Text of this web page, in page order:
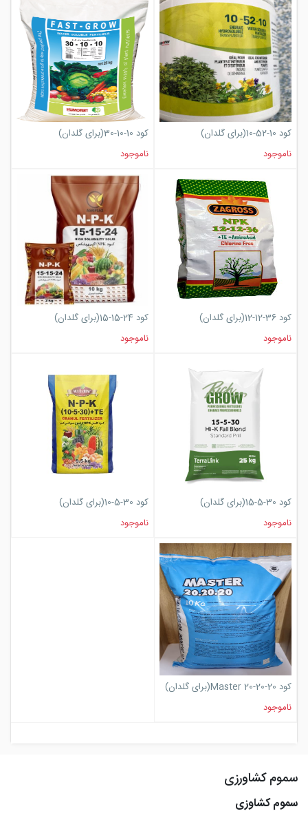
کود 10-52-10(برای گلدان)
ناموجود
کود 10-10-30(برای گلدان)
ناموجود
کود 36-12-12(برای گلدان)
ناموجود
کود 24-15-15(برای گلدان)
ناموجود
کود 30-5-15(برای گلدان)
ناموجود
کود 30-5-10(برای گلدان)
ناموجود
کود Master 20-20-20(برای گلدان)
ناموجود
سموم کشاورزی
سموم کشاوزی